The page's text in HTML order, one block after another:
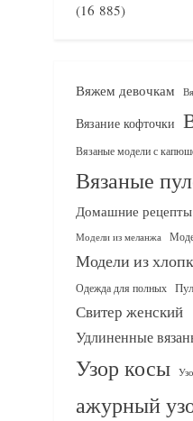
(16 885)
Вяжем девочкам
Вязание кофточки
Вязаные модели с
Вязаные
Домашние
Модели из меланжа
Модели из
Одежда для полных
Свитер женский
Удлиненные
Узор косы
ажурный